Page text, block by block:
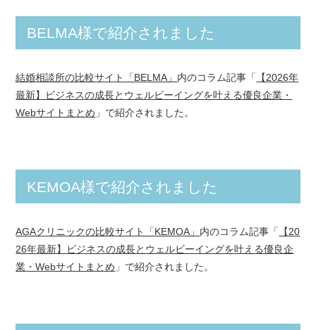
BELMA様で紹介されました
結婚相談所の比較サイト「BELMA」 内のコラム記事「
【2026年
最新】ビジネスの成長とウェルビーイングを叶える優良企業・
Webサイトまとめ 」で紹介されました。
KEMOA様で紹介されました
AGAクリニックの比較サイト「KEMOA」 内のコラム記事「
【20
26年最新】ビジネスの成長とウェルビーイングを叶える優良企
業・Webサイトまとめ 」で紹介されました。